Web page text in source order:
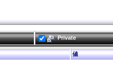
Private
値